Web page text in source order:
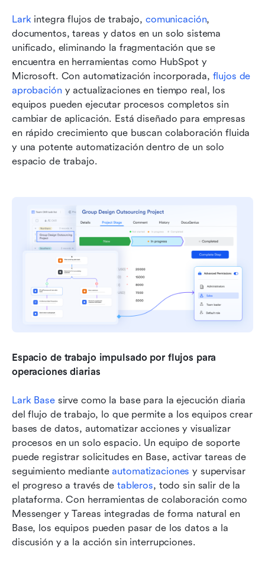
Lark integra flujos de trabajo, comunicación,
documentos, tareas y datos en un solo sistema
unificado, eliminando la fragmentación que se
encuentra en herramientas como HubSpot y
Microsoft. Con automatización incorporada, flujos de
aprobación y actualizaciones en tiempo real, los
equipos pueden ejecutar procesos completos sin
cambiar de aplicación. Está diseñado para empresas
en rápido crecimiento que buscan colaboración fluida
y una potente automatización dentro de un solo
espacio de trabajo.
Espacio de trabajo impulsado por flujos para
operaciones diarias
Lark Base sirve como la base para la ejecución diaria
del flujo de trabajo, lo que permite a los equipos crear
bases de datos, automatizar acciones y visualizar
procesos en un solo espacio. Un equipo de soporte
puede registrar solicitudes en Base, activar tareas de
seguimiento mediante automatizaciones y supervisar
el progreso a través de tableros, todo sin salir de la
plataforma. Con herramientas de colaboración como
Messenger y Tareas integradas de forma natural en
Base, los equipos pueden pasar de los datos a la
discusión y a la acción sin interrupciones.